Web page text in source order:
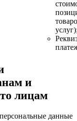
и
лицам
данные